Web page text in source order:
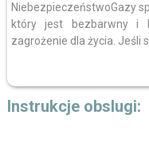
NiebezpieczeństwoGazy
który jest bezbarwny i
zagrożenie dla życia. Jeśli
Instrukcje obslugi: